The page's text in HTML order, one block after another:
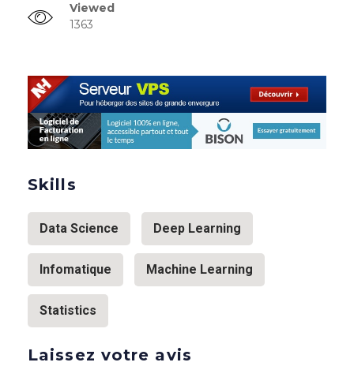
Viewed
1363
Skills
Data Science Deep Learning
Infomatique Machine Learning
Statistics
Laissez votre avis